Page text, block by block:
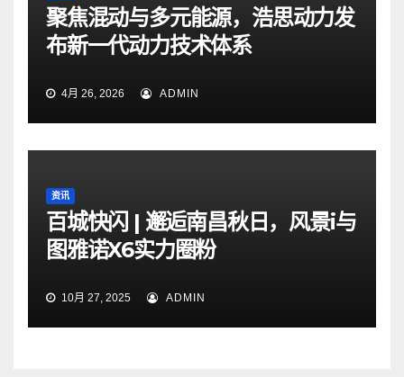
聚焦混动与多元能源，浩思动力发
布新一代动力技术体系
4月 26, 2026 ADMIN
资讯
百城快闪 | 邂逅南昌秋日，风景i与
图雅诺X6实力圈粉
10月 27, 2025 ADMIN